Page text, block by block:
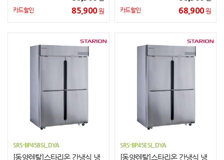
카드할인 85,900원 카드할인 68,900원
SRS-BP45BSI_DYA
[동양렌탈]스타리온 간냉식 냉
SRS-BP45ESI_DYA
[동양렌탈]스타리온 간냉식 냉